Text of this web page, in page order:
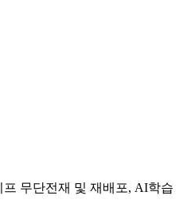
무단전재 및 재배포, AI학습